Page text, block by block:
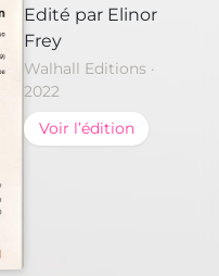
Edité par Elinor
Frey
Walhall Editions ·
2022
Voir l’édition